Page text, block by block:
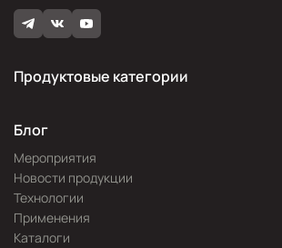
Продуктовые категории
Блог
Мероприятия
Новости продукции
Технологии
Применения
Каталоги